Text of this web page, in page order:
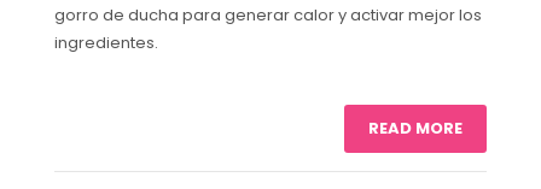
gorro de ducha para generar calor y activar mejor los
ingredientes.
READ MORE